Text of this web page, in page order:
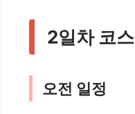
2일차 코스
오전 일정